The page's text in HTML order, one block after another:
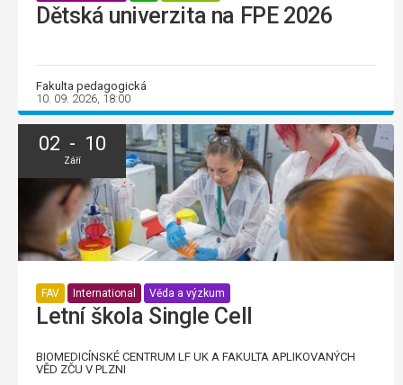
Dětská univerzita na FPE 2026
Fakulta pedagogická
10. 09. 2026, 18:00
02 - 10
Září
FAV International Věda a výzkum
Letní škola Single Cell
BIOMEDICÍNSKÉ CENTRUM LF UK A FAKULTA APLIKOVANÝCH
VĚD ZČU V PLZNI